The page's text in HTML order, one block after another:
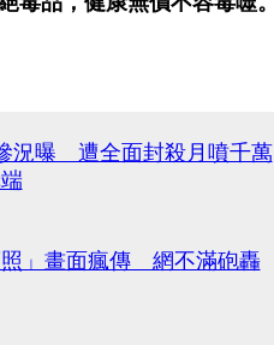
況曝 遭全面封殺月噴千萬
」畫面瘋傳 網不滿砲轟